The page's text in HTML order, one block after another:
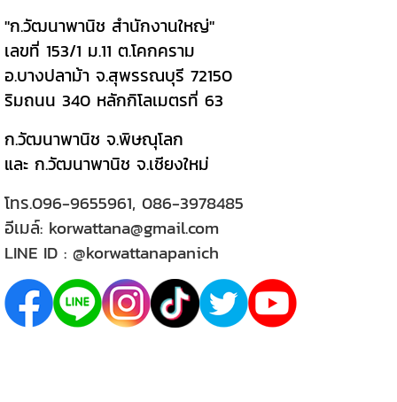
"ก.วัฒนาพานิช สำนักงานใหญ่"
เลขที่ 153/1 ม.11 ต.โคกคราม
อ.บางปลาม้า จ.สุพรรณบุรี 72150
ริมถนน 340 หลักกิโลเมตรที่ 63
ก.วัฒนาพานิช จ.พิษณุโลก
และ ก.วัฒนาพานิช จ.เชียงใหม่
โทร.096-9655961, 086-3978485
อีเมล์: korwattana@gmail.com
LINE ID : @korwattanapanich